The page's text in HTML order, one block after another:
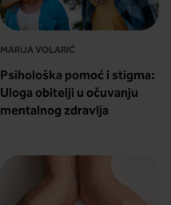
MARIJA VOLARIĆ
Psihološka pomoć i stigma:
Uloga obitelji u očuvanju
mentalnog zdravlja